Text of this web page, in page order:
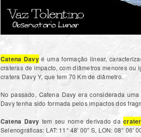
Catena Davyé uma formação linear,
crateras de impacto, com diâmetros menores
cratera Davy Y, que tem 70 Km de diâmetro.
No passado, Catena Davy era considerada
Davy tenha sido formada pelos impactos dos
Catena Davy tem seu nome derivado da
Selenográficas: LAT: 11° 48′ 00″ S, LON: 08°